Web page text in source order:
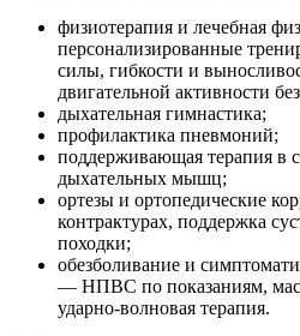
физиотерапия и лечебная
персонализированные
силы, гибкости и
двигательной активности
дыхательная гимнастика;
профилактика пневмоний;
поддерживающая терапия в
дыхательных мышц;
ортезы и ортопедические
контрактурах, поддержка
походки;
обезболивание и
— НПВС по показаниям,
ударно-волновая терапия.